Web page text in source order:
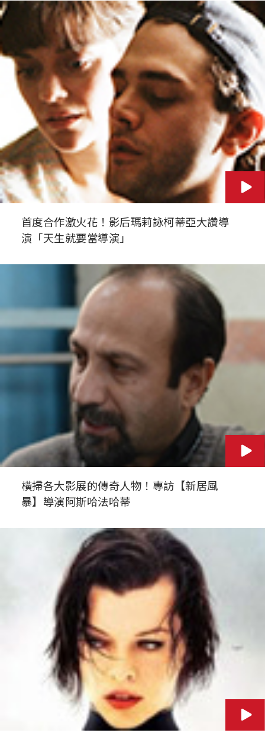
首度合作激火花！影后瑪莉詠柯蒂亞大讚導
演「天生就要當導演」
橫掃各大影展的傳奇人物！專訪【新居風
暴】導演阿斯哈法哈蒂